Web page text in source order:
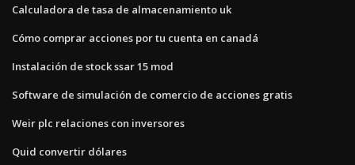
Calculadora de tasa de almacenamiento uk
Cómo comprar acciones por tu cuenta en canadá
Instalación de stock ssar 15 mod
Software de simulación de comercio de acciones gratis
Weir plc relaciones con inversores
Quid convertir dólares